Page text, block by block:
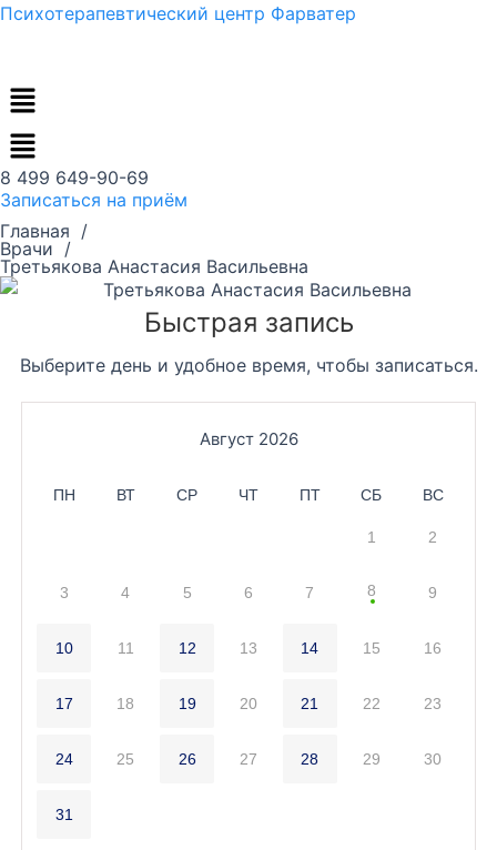
Перейти
Психотерапевтический центр Фарватер
Меню
8 499 649-90-69
Записаться на приём
Главная /
Врачи /
Третьякова Анастасия Васильевна
Быстрая запись
Выберите день и удобное время, чтобы записаться.
Август 2026
ПН ВТ СР ЧТ ПТ СБ ВС
1 2
3 4 5 6 7 8 9
10 11 12 13 14 15 16
17 18 19 20 21 22 23
24 25 26 27 28 29 30
31